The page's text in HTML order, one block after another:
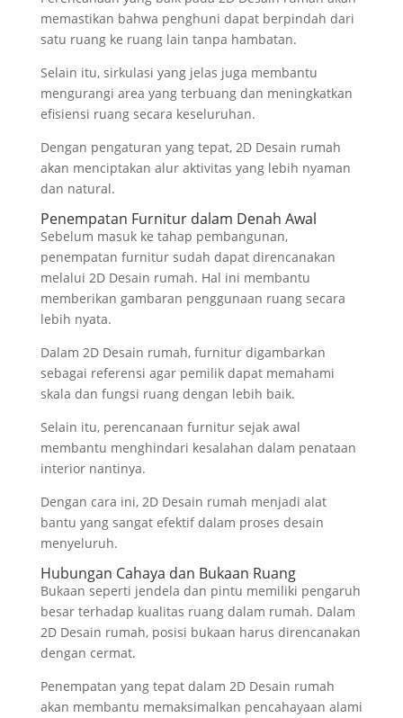
memastikan bahwa penghuni dapat berpindah dari
satu ruang ke ruang lain tanpa hambatan.
Selain itu, sirkulasi yang jelas juga membantu
mengurangi area yang terbuang dan meningkatkan
efisiensi ruang secara keseluruhan.
Dengan pengaturan yang tepat, 2D Desain rumah
akan menciptakan alur aktivitas yang lebih nyaman
dan natural.
Penempatan Furnitur dalam Denah Awal
Sebelum masuk ke tahap pembangunan,
penempatan furnitur sudah dapat direncanakan
melalui 2D Desain rumah. Hal ini membantu
memberikan gambaran penggunaan ruang secara
lebih nyata.
Dalam 2D Desain rumah, furnitur digambarkan
sebagai referensi agar pemilik dapat memahami
skala dan fungsi ruang dengan lebih baik.
Selain itu, perencanaan furnitur sejak awal
membantu menghindari kesalahan dalam penataan
interior nantinya.
Dengan cara ini, 2D Desain rumah menjadi alat
bantu yang sangat efektif dalam proses desain
menyeluruh.
Hubungan Cahaya dan Bukaan Ruang
Bukaan seperti jendela dan pintu memiliki pengaruh
besar terhadap kualitas ruang dalam rumah. Dalam
2D Desain rumah, posisi bukaan harus direncanakan
dengan cermat.
Penempatan yang tepat dalam 2D Desain rumah
akan membantu memaksimalkan pencahayaan alami